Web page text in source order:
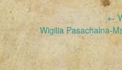
←
Wigilia Pasachalna-